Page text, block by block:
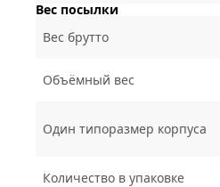
Вес посылки
Вес брутто
Объёмный вес
Один типоразмер корпуса
Количество в упаковке